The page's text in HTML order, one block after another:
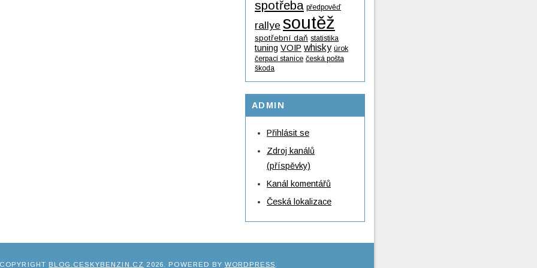
spotřeba předpověď
rallye soutěž
spotřební daň statistika
tuning VOIP whisky úrok
čerpací stanice česká pošta
škoda
ADMIN
Přihlásit se
Zdroj kanálů
(příspěvky)
Kanál komentářů
Česká lokalizace
BLOG.CESKYBENZIN.CZ 2026 . POWERED BY WORDPRESS